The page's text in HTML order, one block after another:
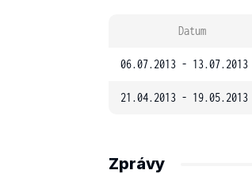
Datum
06.07.2013 - 13.07.2013
21.04.2013 - 19.05.2013
Zprávy